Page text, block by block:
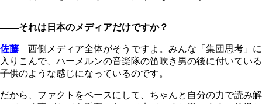
――それは日本のメディアだけですか？
佐藤
西側メディア全体がそうですよ。みんな「集団思考」に
入りこんで、ハーメルンの音楽隊の笛吹き男の後に付いている
子供のような感じになっているのです。
だから、ファクトをベースにして、ちゃんと自分の力で読み解